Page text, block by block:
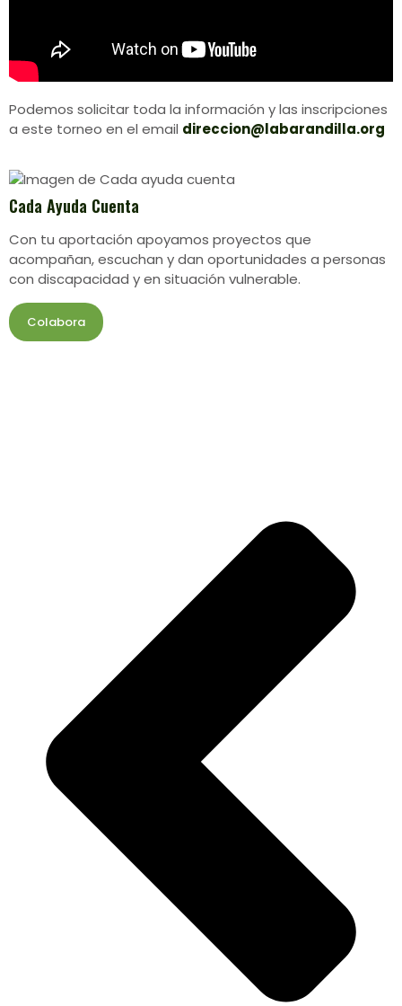
Podemos solicitar toda la información y las inscripciones
a este torneo en el email direccion@labarandilla.org
Cada Ayuda Cuenta
Con tu aportación apoyamos proyectos que
acompañan, escuchan y dan oportunidades a personas
con discapacidad y en situación vulnerable.
Colabora